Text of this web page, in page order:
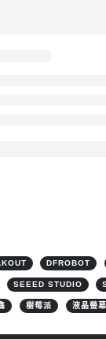
DFROBOT
SEEED STUDIO
樹莓派 液晶螢幕